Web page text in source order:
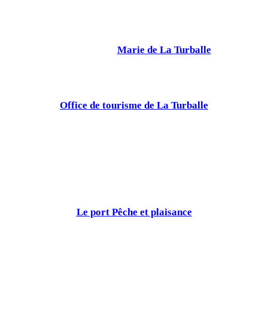
Marie de La Turballe
Office de tourisme de La Turballe
Le port Pêche et plaisance